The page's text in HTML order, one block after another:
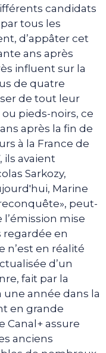
candidats
tous les
d’appâter cet
ans après
influent sur la
de quatre
de tout leur
pieds-noirs, ce
après la fin de
à la France de
ils avaient
Sarkozy,
Marine
peut-
mise
regardée en
n’est en réalité
d’un
fait par la
année dans la
en grande
Canal+ assure
anciens